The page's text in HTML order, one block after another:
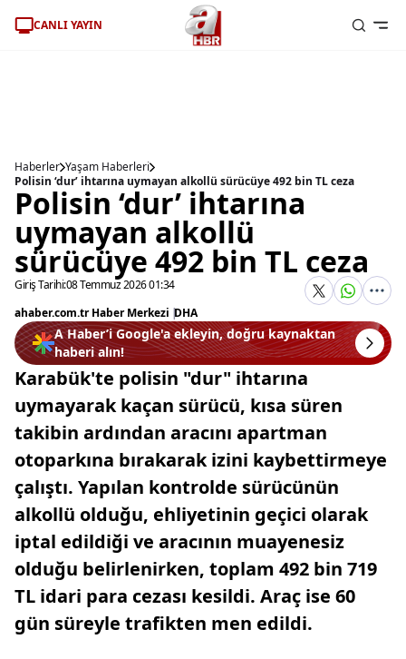
CANLI YAYIN
Haberler Yaşam Haberleri
Polisin ‘dur’ ihtarına uymayan alkollü sürücüye 492 bin TL ceza
Polisin ‘dur’ ihtarına
uymayan alkollü
sürücüye 492 bin TL ceza
Giriş Tarihi:08 Temmuz 2026 01:34
ahaber.com.tr Haber Merkezi |DHA
A Haber’i Google'a ekleyin, doğru kaynaktan
haberi alın!
Karabük'te polisin "dur" ihtarına
uymayarak kaçan sürücü, kısa süren
takibin ardından aracını apartman
otoparkına bırakarak izini kaybettirmeye
çalıştı. Yapılan kontrolde sürücünün
alkollü olduğu, ehliyetinin geçici olarak
iptal edildiği ve aracının muayenesiz
olduğu belirlenirken, toplam 492 bin 719
TL idari para cezası kesildi. Araç ise 60
gün süreyle trafikten men edildi.